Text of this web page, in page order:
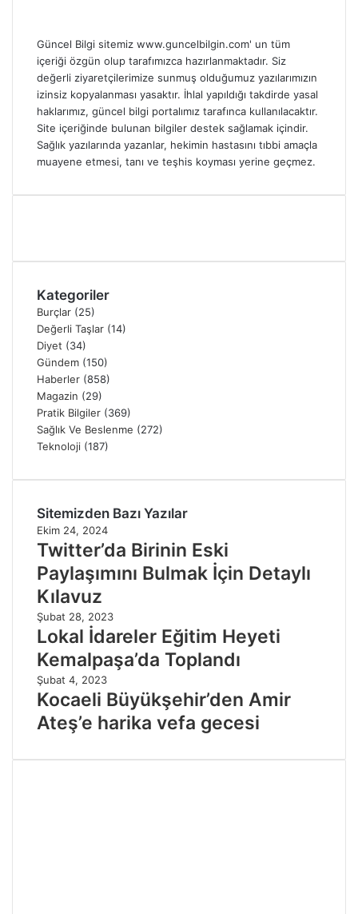
Güncel Bilgi sitemiz www.guncelbilgin.com' un tüm
içeriği özgün olup tarafımızca hazırlanmaktadır. Siz
değerli ziyaretçilerimize sunmuş olduğumuz yazılarımızın
izinsiz kopyalanması yasaktır. İhlal yapıldığı takdirde yasal
haklarımız, güncel bilgi portalımız tarafınca kullanılacaktır.
Site içeriğinde bulunan bilgiler destek sağlamak içindir.
Sağlık yazılarında yazanlar, hekimin hastasını tıbbi amaçla
muayene etmesi, tanı ve teşhis koyması yerine geçmez.
Kategoriler
Burçlar (25)
Değerli Taşlar (14)
Diyet (34)
Gündem (150)
Haberler (858)
Magazin (29)
Pratik Bilgiler (369)
Sağlık Ve Beslenme (272)
Teknoloji (187)
Sitemizden Bazı Yazılar
Ekim 24, 2024
Twitter’da Birinin Eski
Paylaşımını Bulmak İçin Detaylı
Kılavuz
Şubat 28, 2023
Lokal İdareler Eğitim Heyeti
Kemalpaşa’da Toplandı
Şubat 4, 2023
Kocaeli Büyükşehir’den Amir
Ateş’e harika vefa gecesi